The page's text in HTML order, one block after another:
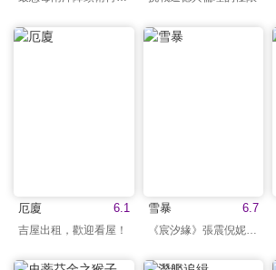
6.1
厄廈
吉屋出租，歡迎看屋！
6.7
雪暴
《宸汐緣》張震倪妮主演